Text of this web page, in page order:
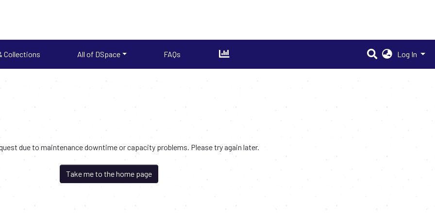
Collections All of DSpace FAQs Log In
due to maintenance downtime or capacity problems. Please try again later.
Take me to the home page